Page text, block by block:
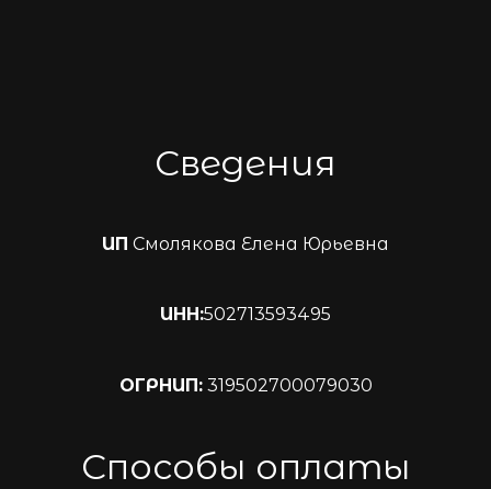
Сведения
ИП Смолякова Елена Юрьевна
ИНН:502713593495
ОГРНИП:319502700079030
Способы оплаты